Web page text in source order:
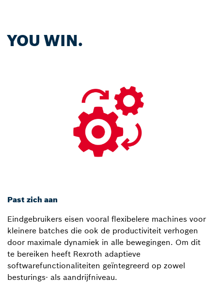
YOU WIN.
Past zich aan
Eindgebruikers eisen vooral flexibelere machines voor
kleinere batches die ook de productiviteit verhogen
door maximale dynamiek in alle bewegingen. Om dit
te bereiken heeft Rexroth adaptieve
softwarefunctionaliteiten geïntegreerd op zowel
besturings- als aandrijfniveau.